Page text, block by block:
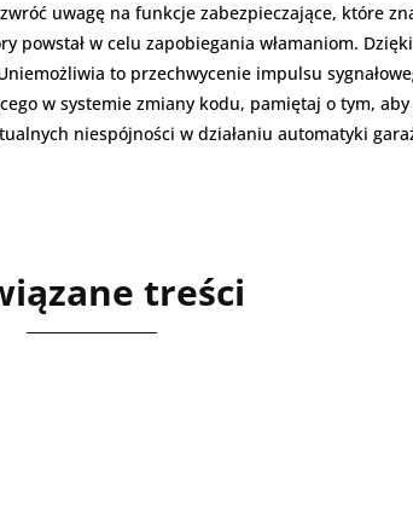
uwagę na funkcje zabezpieczające, które
powstał w celu zapobiegania włamaniom.
to przechwycenie impulsu
w systemie zmiany kodu, pamiętaj o tym, aby
niespójności w działaniu automatyki
treści